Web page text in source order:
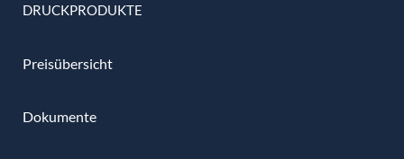
DRUCKPRODUKTE
Preisübersicht
Dokumente